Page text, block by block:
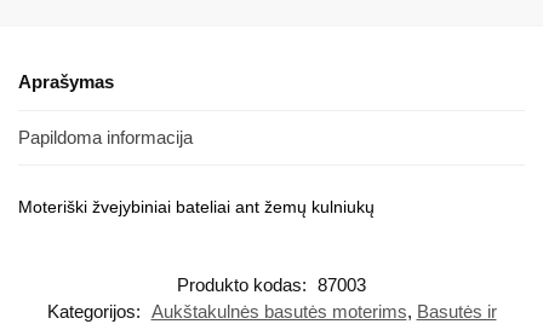
Aprašymas
Papildoma informacija
Moteriški žvejybiniai bateliai ant žemų kulniukų
Produkto kodas: 87003
Kategorijos: Aukštakulnės basutės moterims, Basutės ir